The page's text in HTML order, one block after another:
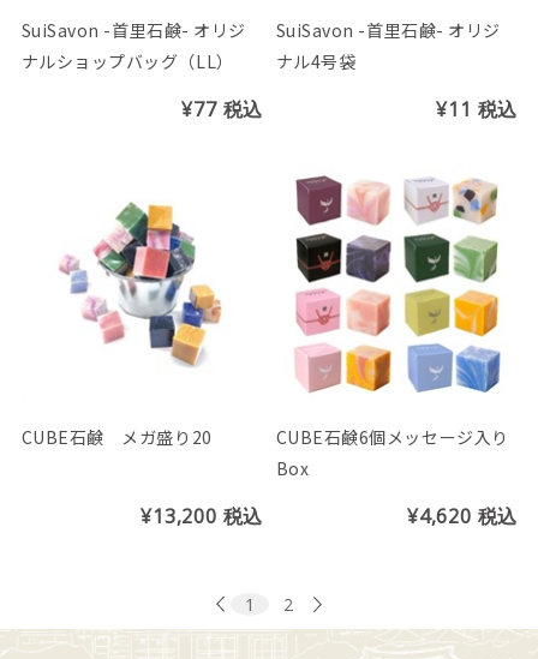
SuiSavon -首里石鹸- オリジ
ナルショップバッグ（LL）
¥77 税込
SuiSavon -首里石鹸- オリジ
ナル4号袋
¥11 税込
CUBE石鹸 メガ盛り20
¥13,200 税込
CUBE石鹸6個メッセージ入り
Box
¥4,620 税込
1 2